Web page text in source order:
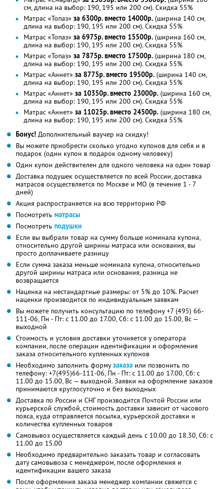
см, длина на выбор: 190, 195 или 200 см). Скидка 55%
Матрас «Топаз» за 6300р. вместо 14000р. (ширина 140 см,
длина на выбор: 190, 195 или 200 см). Скидка 55%
Матрас «Топаз» за 6975р. вместо 15500р. (ширина 160 см,
длина на выбор: 190, 195 или 200 см). Скидка 55%
Матрас «Топаз» за 7875р. вместо 17500р. (ширина 180 см,
длина на выбор: 190, 195 или 200 см). Скидка 55%
Матрас «Аннет» за 8775р. вместо 19500р. (ширина 140 см,
длина на выбор: 190, 195 или 200 см). Скидка 55%
Матрас «Аннет» за 10350р. вместо 23000р. (ширина 160 см,
длина на выбор: 190, 195 или 200 см). Скидка 55%
Матрас «Аннет» за 11025р. вместо 24500р. (ширина 180 см,
длина на выбор: 190, 195 или 200 см). Скидка 55%
Бонус! Дополнительный ваучер на скидку!
Вы можете приобрести сколько угодно купонов для себя и в
подарок (один купон в подарок одному человеку)
Один купон действителен для одного человека на один товар
Доставка подушек осуществляется по всей России, доставка
матрасов осуществляется по Москве и МО (в течение 1 - 7
дней)
Акция распространяется на всю территорию РФ
Посмотреть матрасы
Посмотреть подушки
Если вы выбрали товар на сумму больше номинала купона,
относительно другой ширины матраса или основания, вы
просто доплачиваете разницу
Если сумма заказа меньше номинала купона, относительно
другой ширины матраса или основания, разница не
возвращается
Наценка на нестандартные размеры: от 5% до 10%. Расчет
наценки производится по индивидуальным заявкам
Вы можете получить консультацию по телефону +7 (495) 66-
111-06, Пн - Пт: с 11.00 до 17.00, Сб: с 11.00 до 15.00, Вс —
выходной
Стоимость и условия доставки уточняется у оператора
компании, после операции идентификации и оформления
заказа относительного купленных купонов
Необходимо заполнить формузаказа или позвонить по
телефону: +7(495)66-111-06, Пн - Пт: с 11.00 до 17.00, Сб: с
11.00 до 15.00, Вс — выходной. Заявки на оформление заказов
принимаются круглосуточно и без выходных
Доставка по России и СНГ производится Почтой России или
курьерской службой, стоимость доставки зависит от часового
пояса, куда отправляется посылка, курьерской доставки и
количества купленных товаров
Самовывоз осуществляется каждый день с 10.00 до 18.30, Сб: с
11.00 до 15.00
Необходимо предварительно заказать товар и согласовать
дату самовывоза с менеджером, после оформления и
идентификации вашего заказа
После оформления заказа менеджер компании свяжется с